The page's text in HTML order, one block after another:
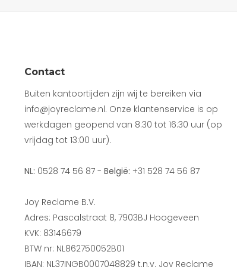
Contact
Buiten kantoortijden zijn wij te bereiken via
info@joyreclame.nl. Onze klantenservice is op
werkdagen geopend van 8:30 tot 16:30 uur (op
vrijdag tot 13:00 uur).
NL: 0528 74 56 87 - België: +31 528 74 56 87
Joy Reclame B.V.
Adres: Pascalstraat 8, 7903BJ Hoogeveen
KVK: 83146679
BTW nr: NL862750052B01
IBAN: NL37INGB0007048829 t.n.v. Joy Reclame